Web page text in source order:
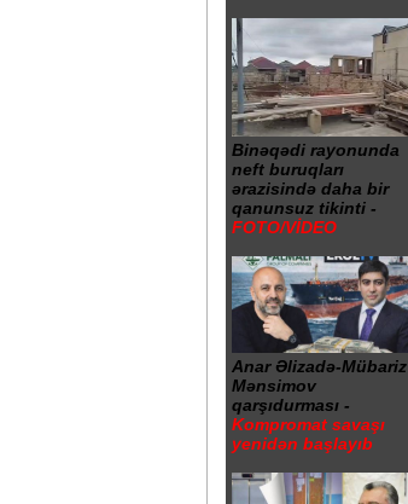
Binəqədi rayonunda
neft buruqları
ərazisində daha bir
qanunsuz tikinti -
FOTO/VİDEO
Anar Əlizadə-Mübariz
Mənsimov
qarşıdurması -
Kompromat savaşı
yenidən başlayıb